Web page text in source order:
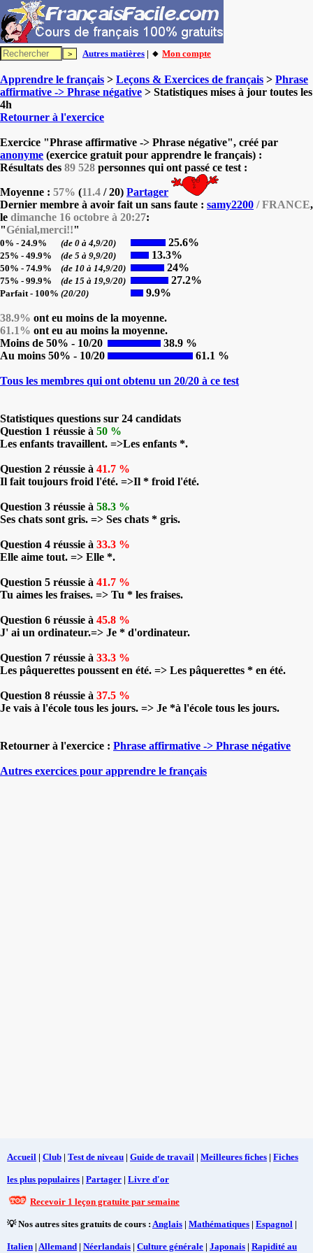
Autres matières | 🔸 Mon compte
Apprendre le français > Leçons & Exercices de français > Phrase
affirmative -> Phrase négative > Statistiques mises à jour toutes les
4h
Retourner à l'exercice
Exercice "Phrase affirmative -> Phrase négative", créé par
anonyme (exercice gratuit pour apprendre le français) :
Résultats des 89 528 personnes qui ont passé ce test :
Moyenne : 57% (11.4 / 20) Partager
Dernier membre à avoir fait un sans faute : samy2200 / FRANCE,
le dimanche 16 octobre à 20:27:
"Génial,merci!!"
0% - 24.9% (de 0 à 4,9/20) 25.6%
25% - 49.9% (de 5 à 9,9/20) 13.3%
50% - 74.9% (de 10 à 14,9/20) 24%
75% - 99.9% (de 15 à 19,9/20) 27.2%
Parfait - 100% (20/20) 9.9%
38.9% ont eu moins de la moyenne.
61.1% ont eu au moins la moyenne.
Moins de 50% - 10/20
38.9 %
Au moins 50% - 10/20
61.1 %
Tous les membres qui ont obtenu un 20/20 à ce test
Statistiques questions sur 24 candidats
Question 1 réussie à 50 %
Les enfants travaillent. =>Les enfants *.
Question 2 réussie à 41.7 %
Il fait toujours froid l'été. =>Il * froid l'été.
Question 3 réussie à 58.3 %
Ses chats sont gris. => Ses chats * gris.
Question 4 réussie à 33.3 %
Elle aime tout. => Elle *.
Question 5 réussie à 41.7 %
Tu aimes les fraises. => Tu * les fraises.
Question 6 réussie à 45.8 %
J' ai un ordinateur.=> Je * d'ordinateur.
Question 7 réussie à 33.3 %
Les pâquerettes poussent en été. => Les pâquerettes * en été.
Question 8 réussie à 37.5 %
Je vais à l'école tous les jours. => Je *à l'école tous les jours.
Retourner à l'exercice : Phrase affirmative -> Phrase négative
Autres exercices pour apprendre le français
Accueil | Club | Test de niveau | Guide de travail | Meilleures fiches | Fiches
les plus populaires | Partager | Livre d'or
Recevoir 1 leçon gratuite par semaine
💡 Nos autres sites gratuits de cours : Anglais | Mathématiques | Espagnol |
Italien | Allemand | Néerlandais | Culture générale | Japonais | Rapidité au